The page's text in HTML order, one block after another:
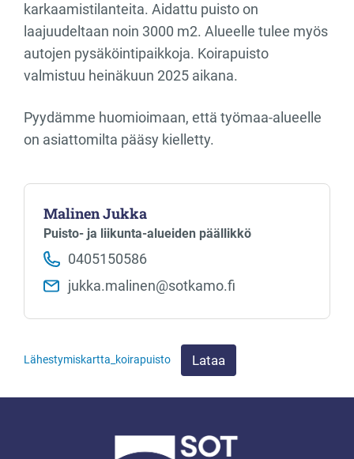
karkaamistilanteita. Aidattu puisto on
laajuudeltaan noin 3000 m2. Alueelle tulee myös
autojen pysäköintipaikkoja. Koirapuisto
valmistuu heinäkuun 2025 aikana.
Pyydämme huomioimaan, että työmaa-alueelle
on asiattomilta pääsy kielletty.
Malinen Jukka
Puisto- ja liikunta-alueiden päällikkö
0405150586
jukka.malinen​@sotkamo.fi
Lähestymiskartta_koirapuisto Lataa